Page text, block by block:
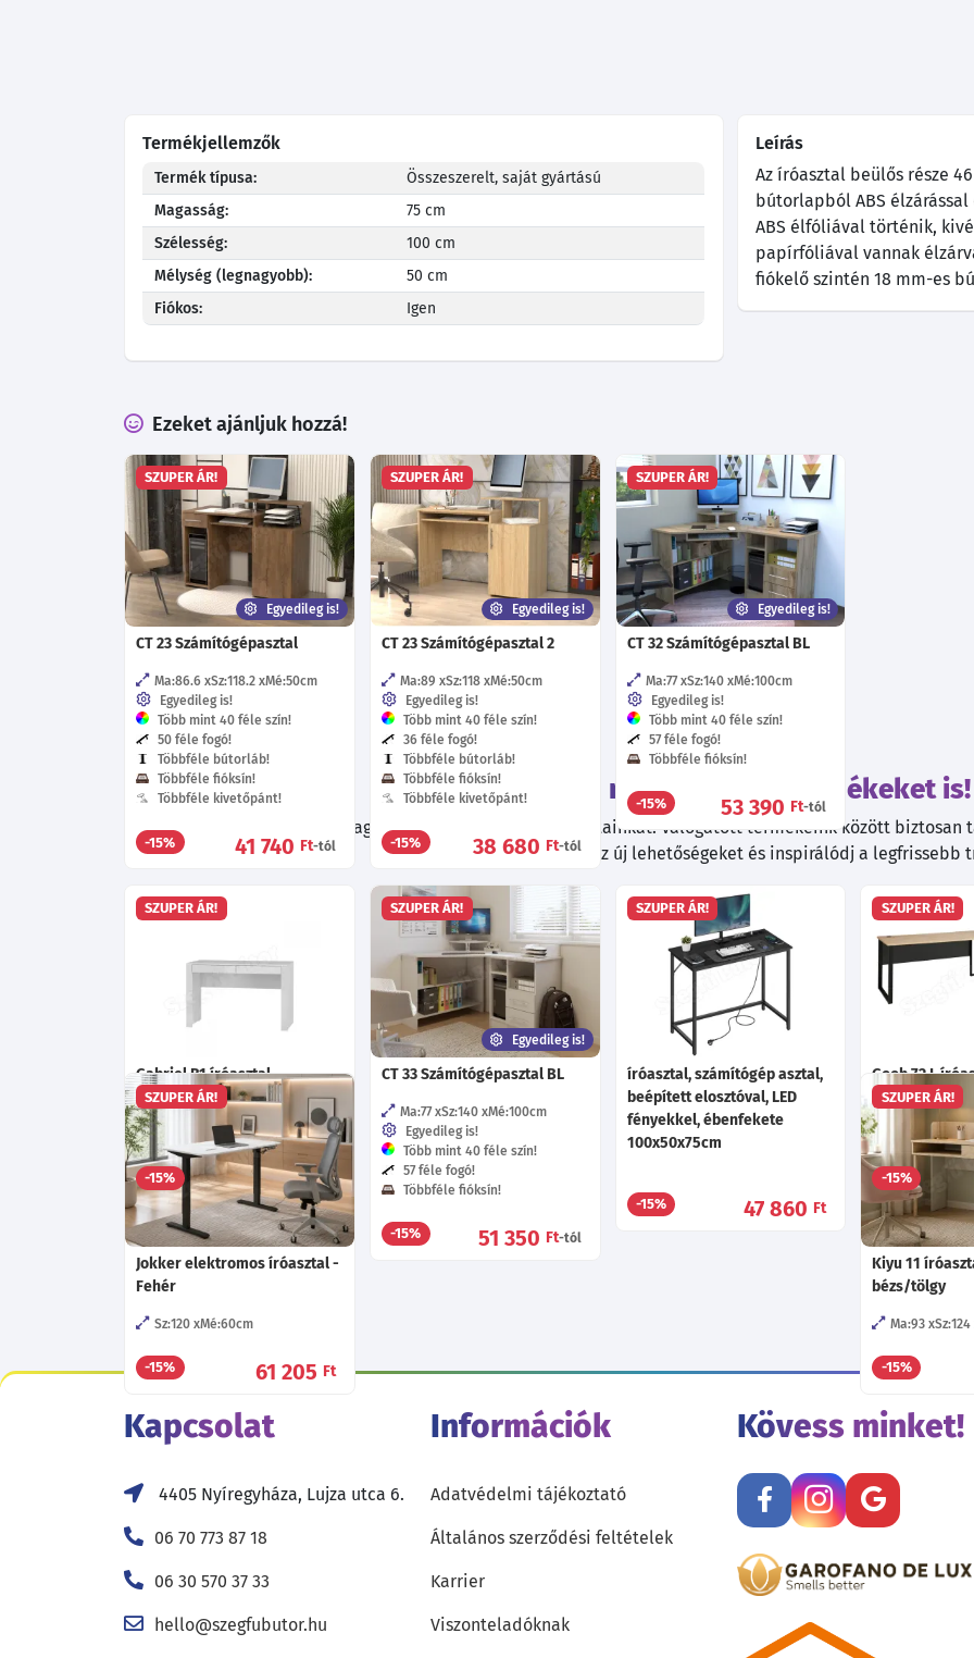
Termékjellemzők
Termék típusa:
Összeszerelt, saját gyártású
Magasság:
75 cm
Szélesség:
100 cm
Mélység (legnagyobb):
50 cm
Fiókos:
Igen
Leírás
Az íróasztal beülős része
bútorlapból ABS élzárással
ABS élfóliával történik,
papírfóliával vannak
fiókelő szintén 18 mm-es
Ezeket ajánljuk hozzá!
SZUPER ÁR!
Egyedileg is!
CT 23 Számítógépasztal
Ma:86.6 Sz:118.2 Mé:50cm
Egyedileg is!
Több mint 40 féle szín!
50 féle fogó!
Többféle bútorláb!
Többféle fióksín!
Többféle kivetőpánt!
-15% 41 740 Ft-tól
SZUPER ÁR!
Egyedileg is!
CT 23 Számítógépasztal 2
Ma:89 Sz:118 Mé:50cm
Egyedileg is!
Több mint 40 féle szín!
36 féle fogó!
Többféle bútorláb!
Többféle fióksín!
Többféle kivetőpánt!
-15% 38 680 Ft-tól
SZUPER ÁR!
Egyedileg is!
CT 32 Számítógépasztal BL
Ma:77 Sz:140 Mé:100cm
Egyedileg is!
Több mint 40 féle szín!
57 féle fogó!
Többféle fióksín!
-15% 53 390 Ft-tól
Tekintsd meg ezeket a termékeket is!
Böngészés közben ne hagyd ki a további kiváló ajánlatainkat! Válogatott termékeink között
otthonodba. Fedezd fel az új lehetőségeket és inspirálódj a legfrissebb
SZUPER ÁR!
Gabriel B1 íróasztal -
fehér/mf. fehér
Ma:76.7 Sz:120 Mé:60cm
-15% 55 680Ft
SZUPER ÁR!
Egyedileg is!
CT 33 Számítógépasztal BL
Ma:77 Sz:140 Mé:100cm
Egyedileg is!
Több mint 40 féle szín!
57 féle fogó!
Többféle fióksín!
-15% 51 350 Ft-tól
SZUPER ÁR!
íróasztal, számítógép asztal,
beépített elosztóval, LED
fényekkel, ébenfekete
100x50x75cm
-15% 47 860 Ft
SZUPER ÁR!
Goob 72 L
Kézműves
Sz:223
-15%
SZUPER ÁR!
Jokker elektromos íróasztal -
Fehér
Sz:120 Mé:60cm
-15% 61 205 Ft
SZUPER ÁR!
Kiyu 11
bézs/tölgy
Ma:93 Sz:124
-15%
Kapcsolat
4405 Nyíregyháza, Lujza utca 6.
06 70 773 87 18
06 30 570 37 33
hello@szegfubutor.hu
Információk
Adatvédelmi tájékoztató
Általános szerződési feltételek
Karrier
Viszonteladóknak
Kövess minket!